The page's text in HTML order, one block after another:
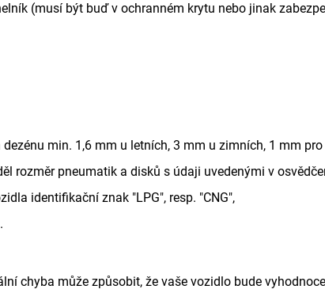
(musí být buď v ochranném krytu nebo jinak
min. 1,6 mm u letních, 3 mm u zimních, 1 mm
rozměr pneumatik a disků s údaji uvedenými v
identifikační znak "LPG", resp. "CNG",
chyba může způsobit, že vaše vozidlo bude